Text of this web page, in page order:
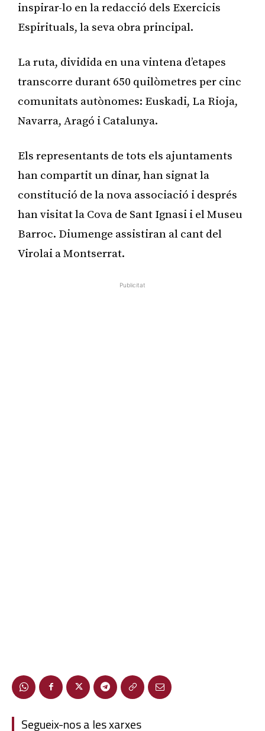
inspirar-lo en la redacció dels Exercicis
Espirituals, la seva obra principal.
La ruta, dividida en una vintena d’etapes
transcorre durant 650 quilòmetres per cinc
comunitats autònomes: Euskadi, La Rioja,
Navarra, Aragó i Catalunya.
Els representants de tots els ajuntaments
han compartit un dinar, han signat la
constitució de la nova associació i després
han visitat la Cova de Sant Ignasi i el Museu
Barroc. Diumenge assistiran al cant del
Virolai a Montserrat.
Publicitat
Segueix-nos a les xarxes